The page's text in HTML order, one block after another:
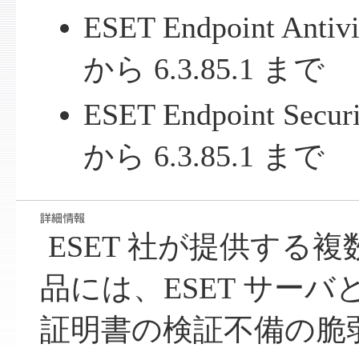
ESET Endpoint
から 6.3.85.1 まで
ESET Endpoint
から 6.3.85.1 まで
ESET 社が提供する複
品には、ESET サーバ
証明書の検証不備の脆